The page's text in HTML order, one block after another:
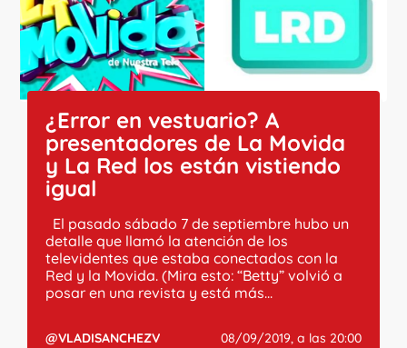
¿Error en vestuario? A
presentadores de La Movida
y La Red los están vistiendo
igual
El pasado sábado 7 de septiembre hubo un
detalle que llamó la atención de los
televidentes que estaba conectados con la
Red y la Movida. (Mira esto: “Betty” volvió a
posar en una revista y está más...
@VLADISANCHEZV 08/09/2019, a las 20:00